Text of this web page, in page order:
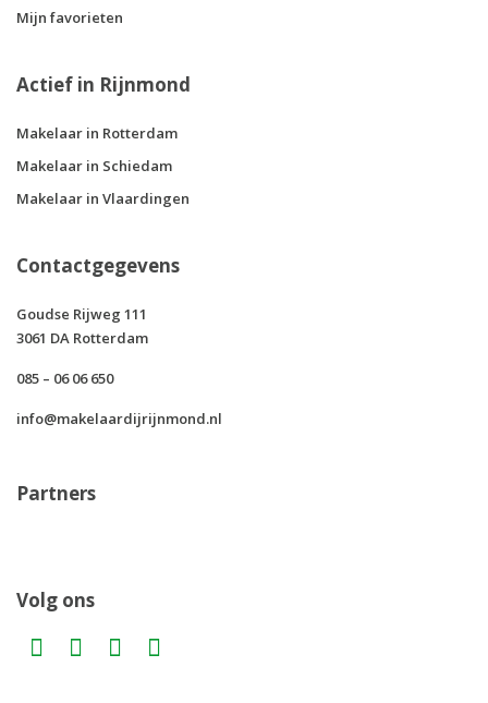
Mijn favorieten
Actief in Rijnmond
Makelaar in Rotterdam
Makelaar in Schiedam
Makelaar in Vlaardingen
Contactgegevens
Goudse Rijweg 111
3061 DA Rotterdam
085 – 06 06 650
info@makelaardijrijnmond.nl
Partners
Volg ons